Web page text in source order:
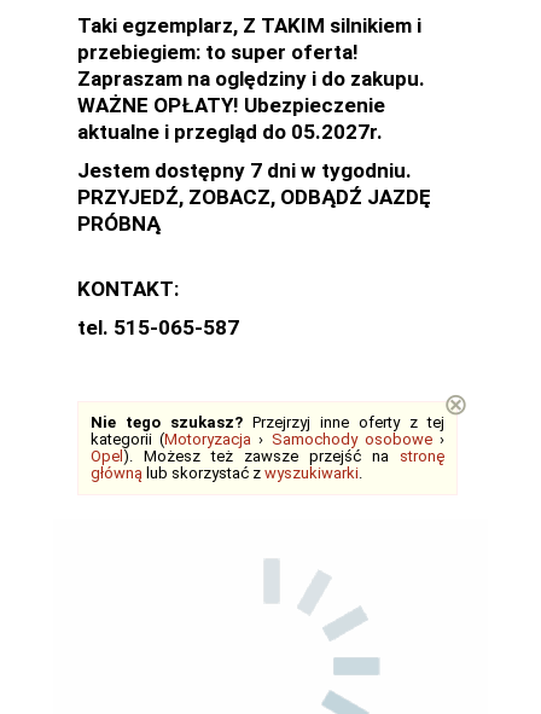
Taki egzemplarz, Z TAKIM silnikiem i
przebiegiem: to super oferta!
Zapraszam na oględziny i do zakupu.
WAŻNE OPŁATY! Ubezpieczenie
aktualne i przegląd do 05.2027r.
Jestem dostępny 7 dni w tygodniu.
PRZYJEDŹ, ZOBACZ, ODBĄDŹ JAZDĘ
PRÓBNĄ
KONTAKT:
tel. 515-065-587
Nie tego szukasz? Przejrzyj inne oferty z tej
kategorii (Motoryzacja › Samochody osobowe›
Opel). Możesz też zawsze przejść na stronę
główną lub skorzystać z wyszukiwarki
⊗